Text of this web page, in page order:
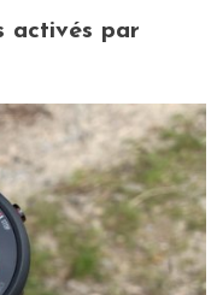
activés par